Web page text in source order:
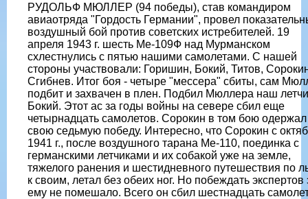
РУДОЛЬФ МЮЛЛЕР (94 победы), став командиром
авиаотряда "Гордость Германии", провел
воздушный бой против советских истребителей. 19
апреля 1943 г. шесть Ме-109Ф над Мурманском
схлестнулись с пятью нашими самолетами. С нашей
стороны участвовали: Горишин, Бокий, Титов,
Сгибнев. Итог боя - четыре "мессера" сбиты, сам
подбит и захвачен в плен. Подбил Мюллера наш
Бокий. Этот ас за годы войны на севере сбил еще
четырнадцать самолетов. Сорокин в том бою одержал
свою седьмую победу. Интересно, что Сорокин с
1941 г., после воздушного тарана Ме-110, поединка с
германскими летчиками и их собакой уже на земле,
тяжелого ранения и шестидневного путешествия по
к своим, летал без обеих ног. Но побеждать экспертов
ему не помешало. Всего он сбил шестнадцать